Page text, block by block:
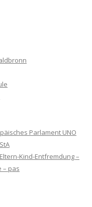
Parlament UNO
Kind-Entfremdung –
– pas